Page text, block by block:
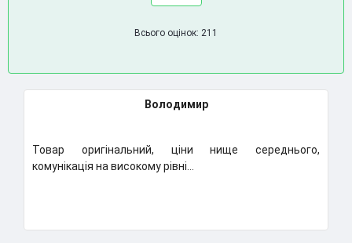
Всього оцінок: 211
Володимир
Товар оригінальний, ціни нище середнього,
комунікація на високому рівні...